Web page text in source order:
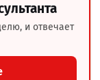
и отвечает